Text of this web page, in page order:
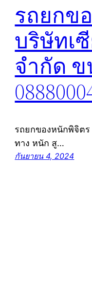
รถยกข
บริษัทเ
จำกัด ข
รถยกของหนักพิจิตร
ทาง หนัก สู…
กันยายน 4, 2024